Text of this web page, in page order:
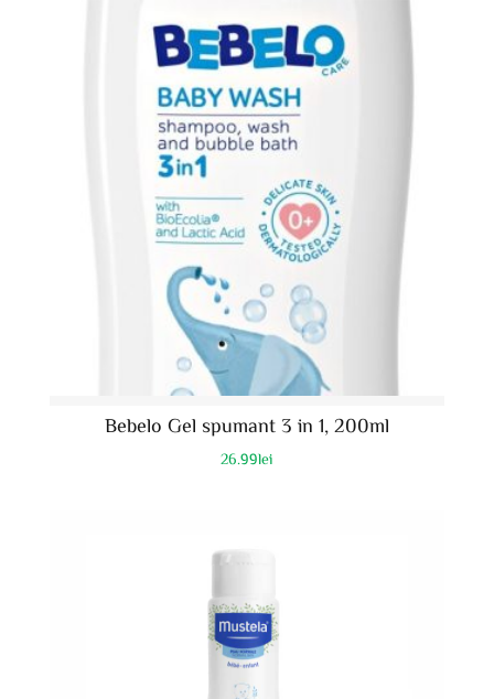
Bebelo Gel spumant 3 in 1, 200ml
26.99lei